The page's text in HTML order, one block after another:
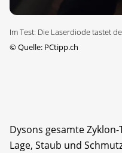
Im Test: Die Laserdiode tastet
©Quelle: PCtipp.ch
Dysons gesamte
Lage, Staub und